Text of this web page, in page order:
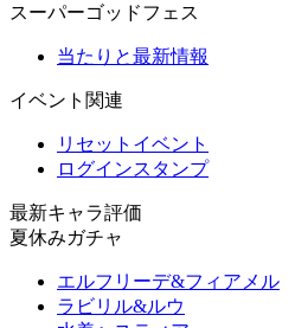
スーパーゴッドフェス
当たりと最新情報
イベント関連
リセットイベント
ログインスタンプ
最新キャラ評価
夏休みガチャ
エルフリーデ&フィアメル
ラビリル&ルウ